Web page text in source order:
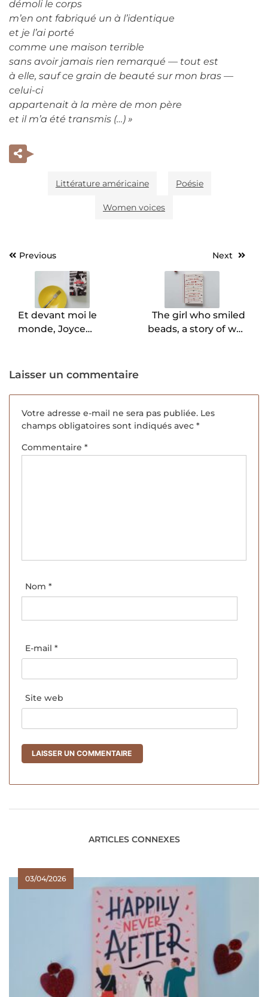
démoli le corps
m’en ont fabriqué un à l’identique
et je l’ai porté
comme une maison terrible
sans avoir jamais rien remarqué — tout est
à elle, sauf ce grain de beauté sur mon bras —
celui-ci
appartenait à la mère de mon père
et il m’a été transmis (…) »
Littérature américaine Poésie
Women voices
Navigation
l’article
Previous
Et devant moi le
monde, Joyce
Next
The girl who smiled
beads, a story of war
Laisser un commentaire
Votre adresse e-mail ne sera pas publiée. Les
champs obligatoires sont indiqués avec *
Commentaire *
Nom *
E-mail *
Site web
ARTICLES CONNEXES
03/04/2026